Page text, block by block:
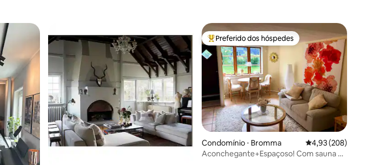
hóspedes Entre os melhores preferidos dos hóspedes
Preferido dos hóspedes
Condomínio ⋅ Bromma 4,93 de uma avaliação
4,93 (208)
Aconchegante+Espaçoso! Com sauna e